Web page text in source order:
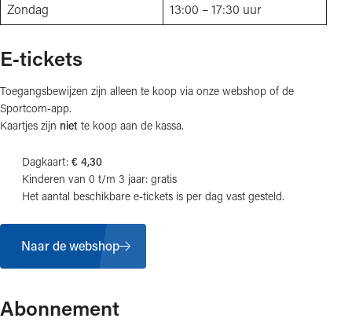
Zondag
13:00 – 17:30 uur
E‑tickets
Toegangsbewijzen zijn alleen te koop via onze webshop of de
Sportcom‑app.
Kaartjes zijn niet te koop aan de kassa.
Dagkaart: € 4,30
Kinderen van 0 t/m 3 jaar: gratis
Het aantal beschikbare e-tickets is per dag vast gesteld.
Naar de webshop
Abonnement